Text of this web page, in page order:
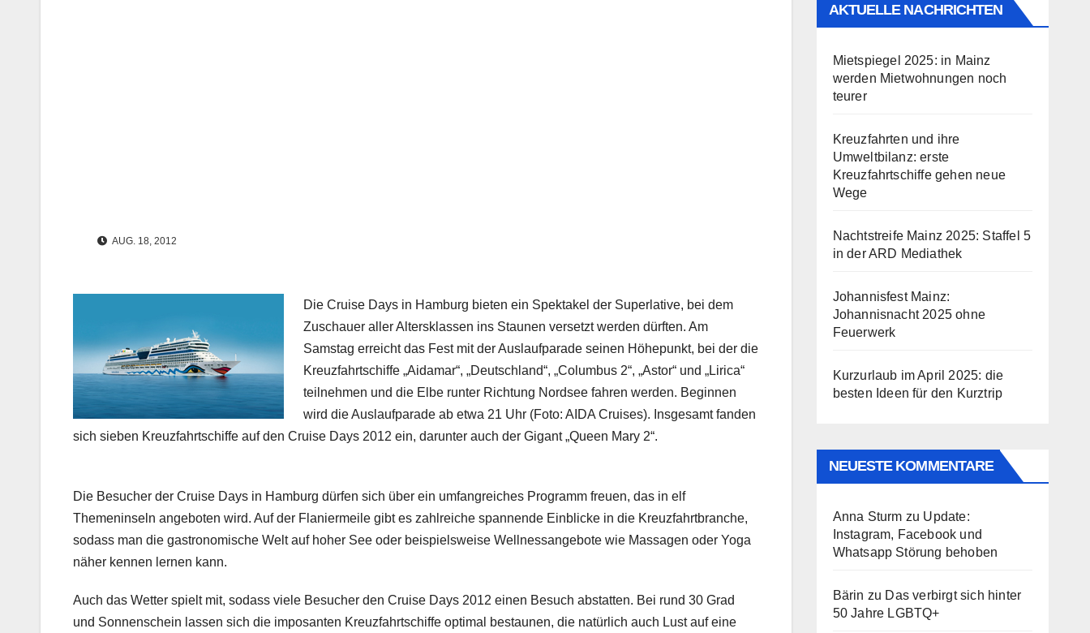
AUG. 18, 2012
Die Cruise Days in Hamburg bieten ein Spektakel der Superlative, bei dem
Zuschauer aller Altersklassen ins Staunen versetzt werden dürften. Am
Samstag erreicht das Fest mit der Auslaufparade seinen Höhepunkt, bei der die
Kreuzfahrtschiffe „Aidamar“, „Deutschland“, „Columbus 2“, „Astor“ und „Lirica“
teilnehmen und die Elbe runter Richtung Nordsee fahren werden. Beginnen
wird die Auslaufparade ab etwa 21 Uhr (Foto: AIDA Cruises). Insgesamt fanden
sich sieben Kreuzfahrtschiffe auf den Cruise Days 2012 ein, darunter auch der Gigant „Queen Mary 2“.
Die Besucher der Cruise Days in Hamburg dürfen sich über ein umfangreiches Programm freuen, das in elf
Themeninseln angeboten wird. Auf der Flaniermeile gibt es zahlreiche spannende Einblicke in die Kreuzfahrtbranche,
sodass man die gastronomische Welt auf hoher See oder beispielsweise Wellnessangebote wie Massagen oder Yoga
näher kennen lernen kann.
Auch das Wetter spielt mit, sodass viele Besucher den Cruise Days 2012 einen Besuch abstatten. Bei rund 30 Grad
und Sonnenschein lassen sich die imposanten Kreuzfahrtschiffe optimal bestaunen, die natürlich auch Lust auf eine
AKTUELLE NACHRICHTEN
Mietspiegel 2025: in Mainz
werden Mietwohnungen noch
teurer
Kreuzfahrten und ihre
Umweltbilanz: erste
Kreuzfahrtschiffe gehen neue
Wege
Nachtstreife Mainz 2025: Staffel 5
in der ARD Mediathek
Johannisfest Mainz:
Johannisnacht 2025 ohne
Feuerwerk
Kurzurlaub im April 2025: die
besten Ideen für den Kurztrip
NEUESTE KOMMENTARE
Anna Sturm zu Update:
Instagram, Facebook und
Whatsapp Störung behoben
Bärin zu Das verbirgt sich hinter
50 Jahre LGBTQ+